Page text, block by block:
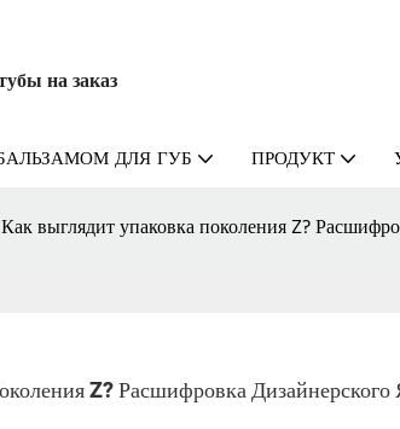
на заказ
ДЛЯ ГУБ ПРОДУКТ
Как выглядит упаковка поколения Z?
Z? Расшифровка